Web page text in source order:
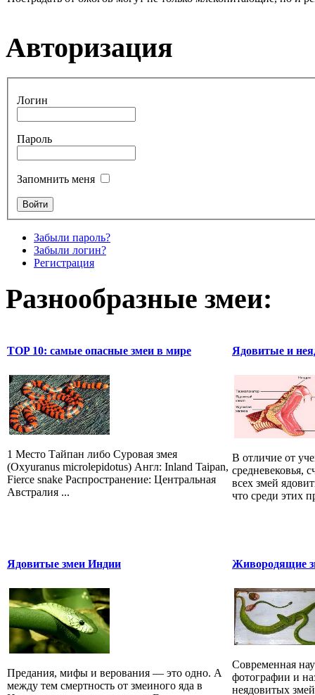
Авторизация
Логин
Пароль
Запомнить меня
Забыли пароль?
Забыли логин?
Регистрация
Разнообразные змеи:
TOP 10: самые опасные змеи в мире
1 Место Тайпан либо Суровая змея
(Oxyuranus microlepidotus) Англ: Inland Taipan,
Fierce snake Распространение: Центральная
Австралия ...
Ядовитые и
В отличие от
средневековья,
всех змей
что среди этих
Ядовитые змеи Индии
Предания, мифы и верования — это одно. А
между тем смертность от змеиного яда в
Живородящие
Современная
фотографии и
неядовитых